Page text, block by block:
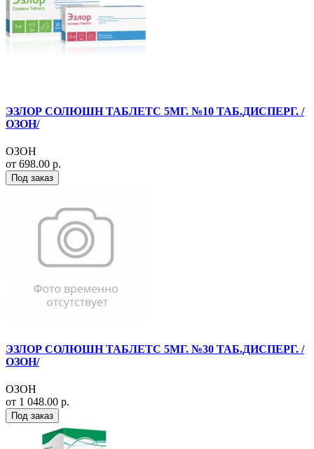
ЭЗЛОР СОЛЮШН ТАБЛЕТС 5МГ. №10 ТАБ.ДИСПЕРГ. /
ОЗОН/
ОЗОН
от 698.00 р.
Под заказ
ЭЗЛОР СОЛЮШН ТАБЛЕТС 5МГ. №30 ТАБ.ДИСПЕРГ. /
ОЗОН/
ОЗОН
от 1 048.00 р.
Под заказ